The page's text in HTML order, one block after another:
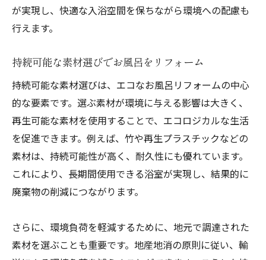
が実現し、快適な入浴空間を保ちながら環境への配慮も
行えます。
持続可能な素材選びでお風呂をリフォーム
持続可能な素材選びは、エコなお風呂リフォームの中心
的な要素です。選ぶ素材が環境に与える影響は大きく、
再生可能な素材を使用することで、エコロジカルな生活
を促進できます。例えば、竹や再生プラスチックなどの
素材は、持続可能性が高く、耐久性にも優れています。
これにより、長期間使用できる浴室が実現し、結果的に
廃棄物の削減につながります。
さらに、環境負荷を軽減するために、地元で調達された
素材を選ぶことも重要です。地産地消の原則に従い、輸